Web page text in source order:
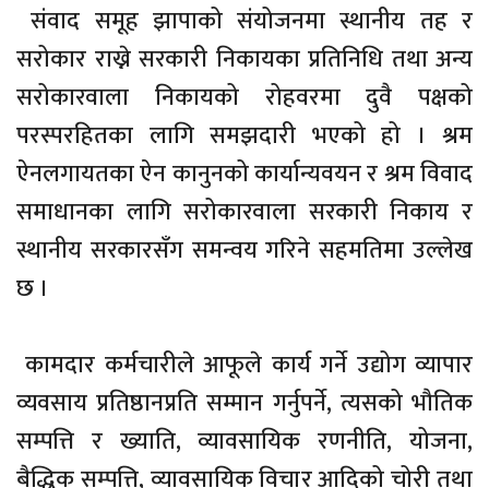
संवाद समूह झापाको संयोजनमा स्थानीय तह र
सरोकार राख्ने सरकारी निकायका प्रतिनिधि तथा अन्य
सरोकारवाला निकायको रोहवरमा दुवै पक्षको
परस्परहितका लागि समझदारी भएको हो । श्रम
ऐनलगायतका ऐन कानुनको कार्यान्यवयन र श्रम विवाद
समाधानका लागि सरोकारवाला सरकारी निकाय र
स्थानीय सरकारसँग समन्वय गरिने सहमतिमा उल्लेख
छ ।
कामदार कर्मचारीले आफूले कार्य गर्ने उद्योग व्यापार
व्यवसाय प्रतिष्ठानप्रति सम्मान गर्नुपर्ने, त्यसको भौतिक
सम्पत्ति र ख्याति, व्यावसायिक रणनीति, योजना,